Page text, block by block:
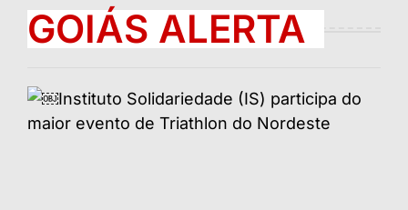
GOIÁS ALERTA